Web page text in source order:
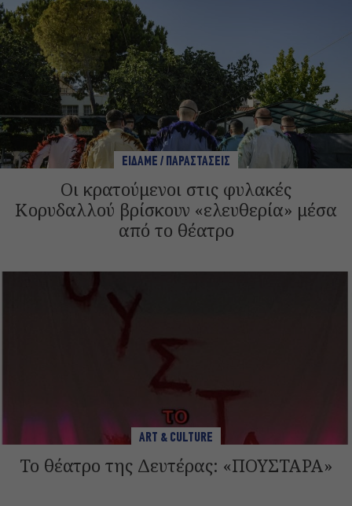
ΕΙΔΑΜΕ / ΠΑΡΑΣΤΑΣΕΙΣ
Οι κρατούμενοι στις φυλακές
Κορυδαλλού βρίσκουν «ελευθερία» μέσα
από το θέατρο
ART & CULTURE
Το θέατρο της Δευτέρας: «ΠΟΥΣΤΑΡΑ»